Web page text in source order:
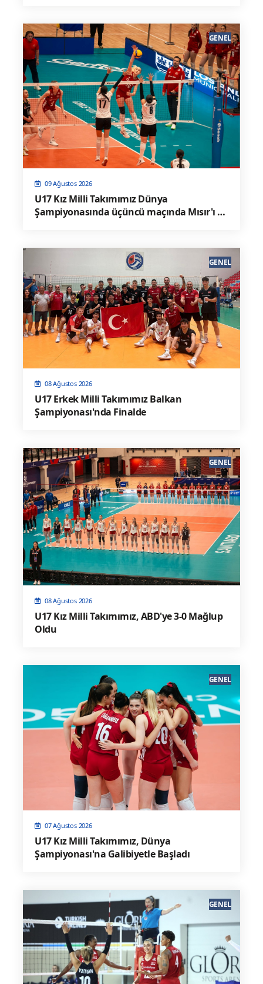
09 Ağustos 2026
U17 Kız Milli Takımımız Dünya
Şampiyonasında üçüncü maçında Mısır'ı 3-
GENEL
08 Ağustos 2026
U17 Erkek Milli Takımımız Balkan
Şampiyonası'nda Finalde
GENEL
08 Ağustos 2026
U17 Kız Milli Takımımız, ABD'ye 3-0 Mağlup
Oldu
GENEL
07 Ağustos 2026
U17 Kız Milli Takımımız, Dünya
Şampiyonası'na Galibiyetle Başladı
GENEL
GENEL